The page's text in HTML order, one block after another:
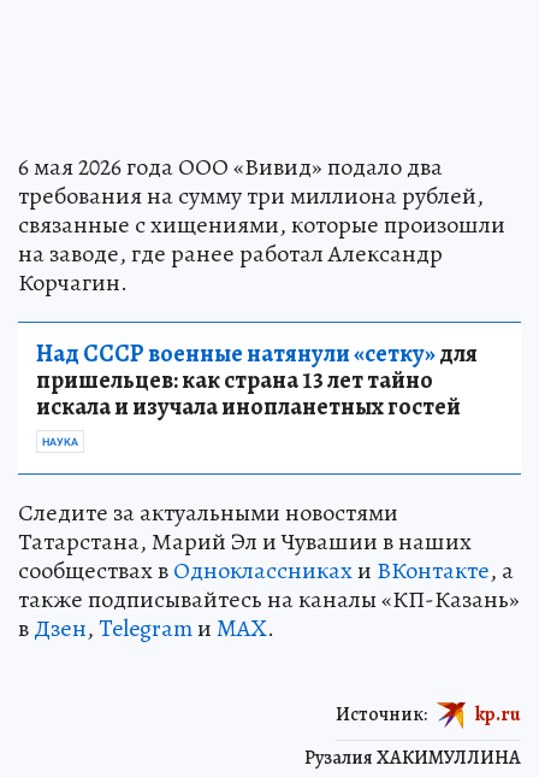
6 мая 2026 года ООО «Вивид» подало два
требования на сумму три миллиона рублей,
связанные с хищениями, которые произошли
на заводе, где ранее работал Александр
Корчагин.
Над СССР военные натянули «сетку»для
пришельцев: как страна 13 лет тайно
искала и изучала инопланетных гостей
НАУКА
Следите за актуальными новостями
Татарстана, Марий Эл и Чувашии в наших
сообществах вОдноклассникахи ВКонтакте, а
также подписывайтесь на каналы «КП-Казань»
вДзен,TelegramиMAX.
Рузалия ХАКИМУЛЛИНА
Источник: kp.ru